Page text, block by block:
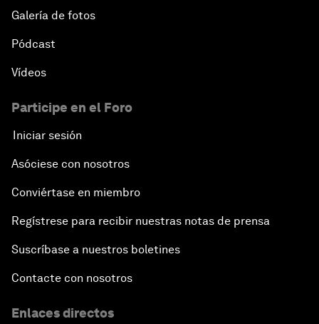
Galería de fotos
Pódcast
Vídeos
Participe en el Foro
Iniciar sesión
Asóciese con nosotros
Conviértase en miembro
Regístrese para recibir nuestras notas de prensa
Suscríbase a nuestros boletines
Contacte con nosotros
Enlaces directos